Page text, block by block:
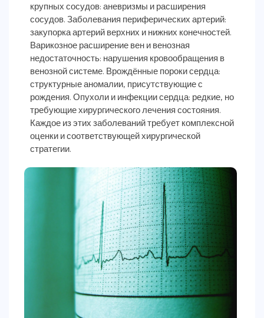
крупных сосудов: аневризмы и расширения
сосудов. Заболевания периферических артерий:
закупорка артерий верхних и нижних конечностей.
Варикозное расширение вен и венозная
недостаточность: нарушения кровообращения в
венозной системе. Врождённые пороки сердца:
структурные аномалии, присутствующие с
рождения. Опухоли и инфекции сердца: редкие, но
требующие хирургического лечения состояния.
Каждое из этих заболеваний требует комплексной
оценки и соответствующей хирургической
стратегии.